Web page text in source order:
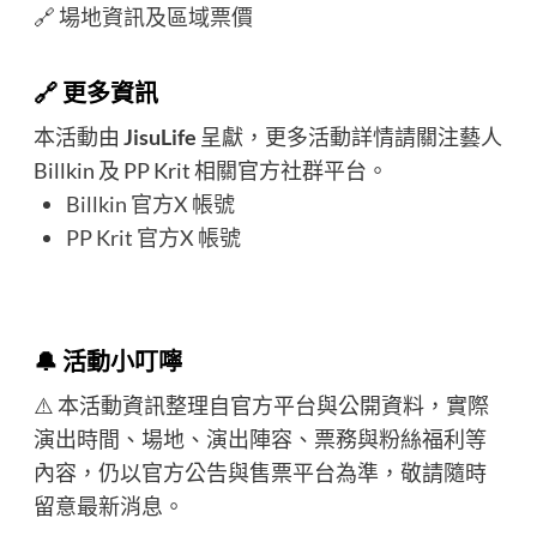
🔗場地資訊及區域票價
🔗 更多資訊
本活動由 JisuLife 呈獻，更多活動詳情請關注藝人
Billkin 及 PP Krit 相關官方社群平台。
Billkin 官方X 帳號
PP Krit 官方X 帳號
🔔 活動小叮嚀
⚠️ 本活動資訊整理自官方平台與公開資料，實際
演出時間、場地、演出陣容、票務與粉絲福利等
內容，仍以官方公告與售票平台為準，敬請隨時
留意最新消息。